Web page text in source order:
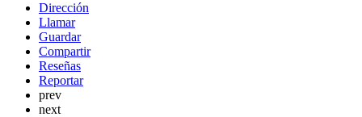
Dirección
Llamar
Guardar
Compartir
Reseñas
Reportar
prev
next